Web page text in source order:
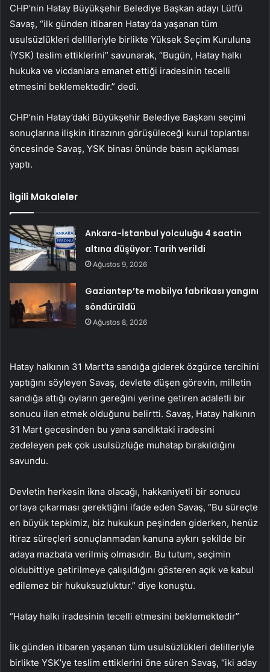
CHP’nin Hatay Büyükşehir Belediye Başkan adayı Lütfü
Savaş, “ilk günden itibaren Hatay’da yaşanan tüm
usulsüzlükleri delilleriyle birlikte Yüksek Seçim Kuruluna
(YSK) teslim ettiklerini” savunarak, “Bugün, Hatay halkı
hukuka ve vicdanlara emanet ettiği iradesinin tecelli
etmesini beklemektedir.” dedi.
CHP’nin Hatay’daki Büyükşehir Belediye Başkanı seçimi
sonuçlarına ilişkin itirazının görüşüleceği kurul toplantısı
öncesinde Savaş, YSK binası önünde basın açıklaması
yaptı.
İlgili Makaleler
Ankara-İstanbul yolculuğu 4 saatin
altına düşüyor: Tarih verildi
Ağustos 9, 2026
Gaziantep’te mobilya fabrikası yangını
söndürüldü
Ağustos 8, 2026
Hatay halkının 31 Mart’ta sandığa giderek özgürce tercihini
yaptığını söyleyen Savaş, devlete düşen görevin, milletin
sandığa attığı oyların gereğini yerine getiren adaletli bir
sonucu ilan etmek olduğunu belirtti. Savaş, Hatay halkının
31 Mart gecesinden bu yana sandıktaki iradesini
zedeleyen pek çok usulsüzlüğe muhatap bırakıldığını
savundu.
Devletin herkesin ikna olacağı, hakkaniyetli bir sonucu
ortaya çıkarması gerektiğini ifade eden Savaş, “Bu süreçte
en büyük tepkimiz, biz hukukun peşinden giderken, henüz
itiraz süreçleri sonuçlanmadan kanuna aykırı şekilde bir
adaya mazbata verilmiş olmasıdır. Bu tutum, seçimin
oldubittiye getirilmeye çalışıldığını gösteren açık ve kabul
edilemez bir hukuksuzluktur.” diye konuştu.
“Hatay halkı iradesinin tecelli etmesini beklemektedir”
İlk günden itibaren yaşanan tüm usulsüzlükleri delilleriyle
birlikte YSK’ye teslim ettiklerini öne süren Savaş, “iki aday